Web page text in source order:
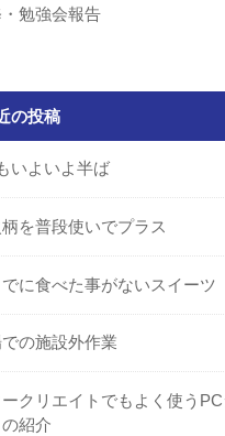
勉強会報告
の投稿
いよいよ半ば
を普段使いでプラス
に食べた事がないスイーツ
の施設外作業
ークリエイトでもよく使う
紹介